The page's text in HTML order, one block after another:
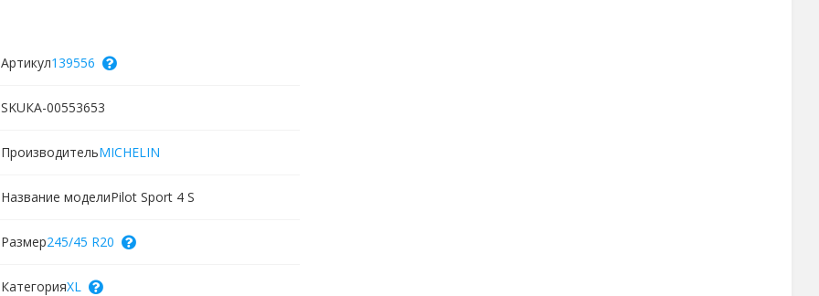
Артикул139556
SKUКА-00553653
ПроизводительMICHELIN
Название моделиPilot Sport 4 S
Размер245/45 R20
КатегорияXL